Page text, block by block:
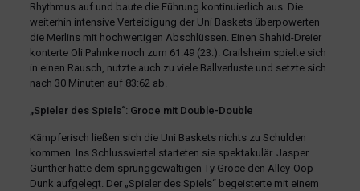
Rhythmus auf und baute die Führung kontinuierlich aus. Die
weiterhin intensive Verteidigung der Uni Baskets überpowerten
die Merlins mit hochwertigen Abschlüssen. Einen Shahid-Dreier
konterte Oli Pahnke noch zum 61:49 (23.). Crailsheim spielte sich
in einen Rausch, nutzte auch zu viele Ballverluste und setzte sich
nach 30 Minuten auf 83:62 ab.
„Spieler des Spiels“: Groce mit Double-Double
Kämpferisch ließen sich die Uni Baskets nichts zu Schulden
kommen. Ins Schlussviertel starteten sie spektakulär. Jasper
Günther hatte dem sprunggewaltigen Ty Groce den Alley-Oop-
Dunk aufgelegt. Der „Spieler des Spiels“ begeisterte mit einem